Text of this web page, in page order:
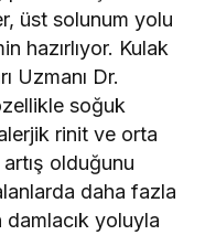
üst solunum yolu
hazırlıyor. Kulak
Uzmanı Dr.
soğuk
rinit ve orta
olduğunu
daha fazla
yoluyla